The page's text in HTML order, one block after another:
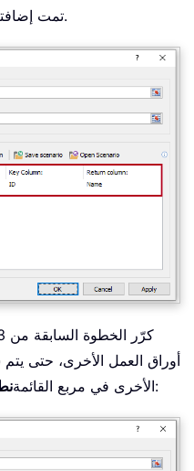
تمت.
أوراق العمل الأخرى، حتى
الأخرى في مربع القائمة. راجع لقطة الشاشة: